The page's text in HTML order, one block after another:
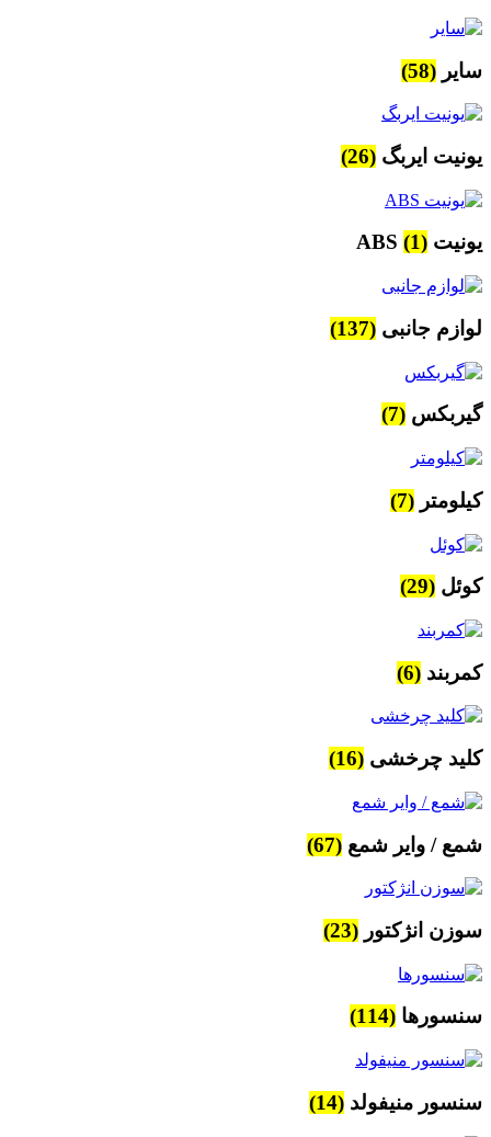
سایر (58)
یونیت ایربگ (26)
یونیت ABS (1)
لوازم جانبی (137)
گیربکس (7)
کیلومتر (7)
کوئل (29)
کمربند (6)
کلید چرخشی (16)
شمع / وایر شمع (67)
سوزن انژکتور (23)
سنسورها (114)
سنسور منیفولد (14)